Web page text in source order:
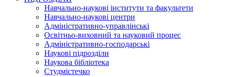
Навчально-наукові інститути та факультети
Навчально-наукові центри
Адміністративно-управлінські
Освітньо-виховний та науковий процес
Адміністративно-господарські
Наукові підрозділи
Наукова бібліотека
Студмістечко